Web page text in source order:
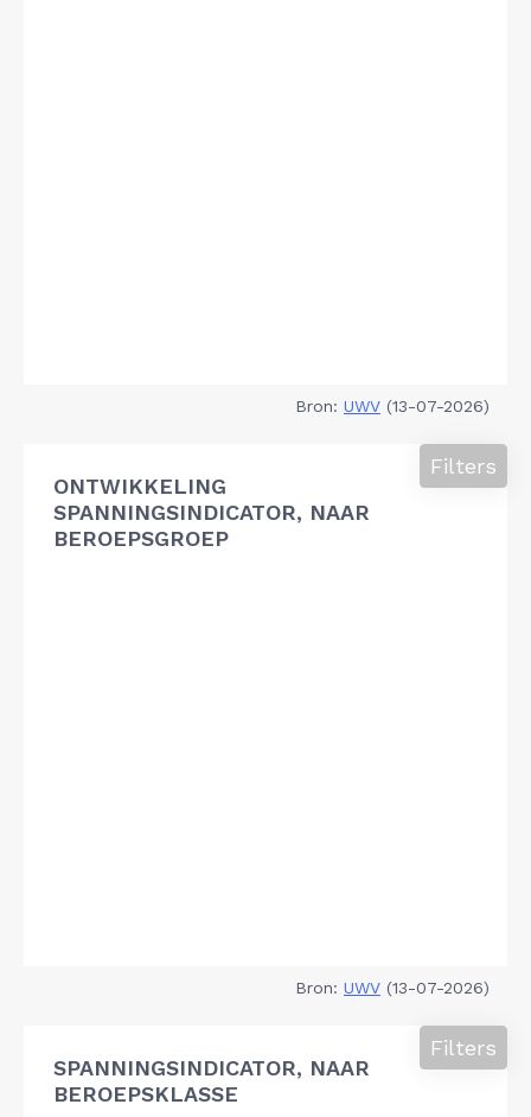
Bron: UWV (13-07-2026)
ONTWIKKELING
SPANNINGSINDICATOR, NAAR
BEROEPSGROEP
Filters
Bron: UWV (13-07-2026)
SPANNINGSINDICATOR, NAAR
BEROEPSKLASSE
Filters